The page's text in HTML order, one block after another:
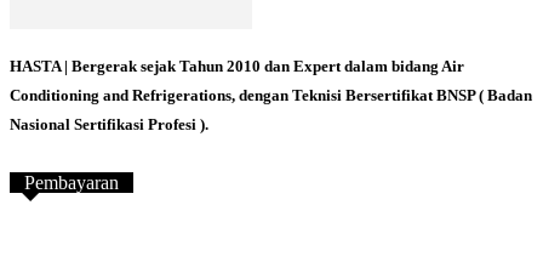
HASTA | Bergerak sejak Tahun 2010 dan Expert dalam bidang Air
Conditioning and Refrigerations, dengan Teknisi Bersertifikat BNSP ( Badan
Nasional Sertifikasi Profesi ).
Pembayaran